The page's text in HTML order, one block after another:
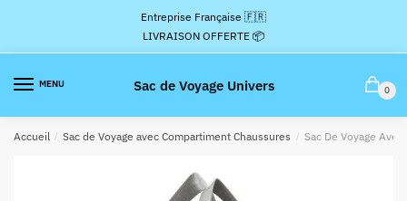
la
navigation
contenu
Entreprise Française 🇫🇷
LIVRAISON OFFERTE 📦
MENU Sac de Voyage Univers 0
Accueil / Sac de Voyage avec Compartiment Chaussures / Sac De Voyage